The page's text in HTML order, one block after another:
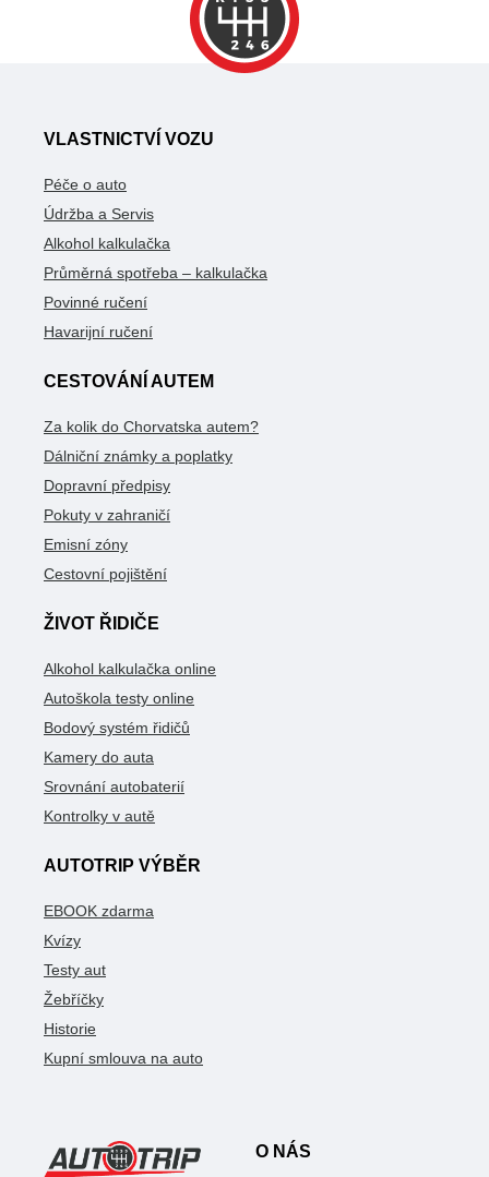
VLASTNICTVÍ VOZU
Péče o auto
Údržba a Servis
Alkohol kalkulačka
Průměrná spotřeba – kalkulačka
Povinné ručení
Havarijní ručení
CESTOVÁNÍ AUTEM
Za kolik do Chorvatska autem?
Dálniční známky a poplatky
Dopravní předpisy
Pokuty v zahraničí
Emisní zóny
Cestovní pojištění
ŽIVOT ŘIDIČE
Alkohol kalkulačka online
Autoškola testy online
Bodový systém řidičů
Kamery do auta
Srovnání autobaterií
Kontrolky v autě
AUTOTRIP VÝBĚR
EBOOK zdarma
Kvízy
Testy aut
Žebříčky
Historie
Kupní smlouva na auto
O NÁS